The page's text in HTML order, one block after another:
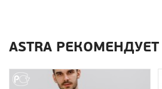
ASTRA РЕКОМЕНДУЕТ